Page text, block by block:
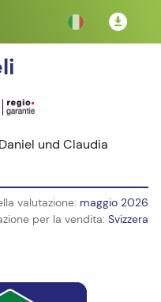
und Claudia
valutazione: maggio 2026
per la vendita: Svizzera